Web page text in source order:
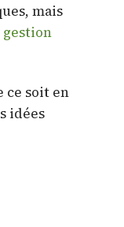
mais
gestion
ce soit en
idées